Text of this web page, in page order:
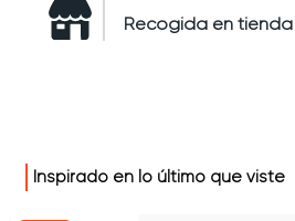
Recogida en tienda
Inspirado en lo último que viste